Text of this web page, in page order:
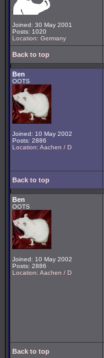
Joined: 30 May 2001
Posts: 1020
Location: Germany
Back to top
Ben
OOTS
Joined: 10 May 2002
Posts: 2886
Location: Aachen / D
Back to top
Ben
OOTS
Joined: 10 May 2002
Posts: 2886
Location: Aachen / D
Back to top